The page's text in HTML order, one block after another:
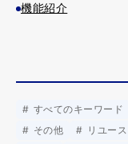
機能紹介
すべてのキーワード
その他
リユー